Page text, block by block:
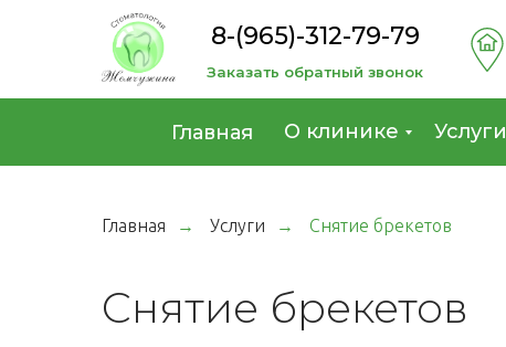
8-(965)-312-79-79
Заказать обратный звонок
Главная О клинике Услуги
Главная → Услуги → Снятие брекетов
Снятие брекетов